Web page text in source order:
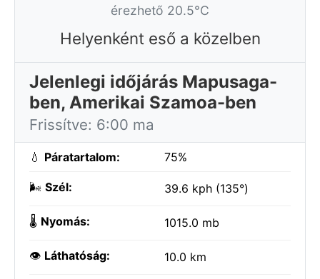
érezhető 20.5°C
Helyenként eső a közelben
Jelenlegi időjárás Mapusaga-
ben, Amerikai Szamoa-ben
Frissítve: 6:00 ma
💧 Páratartalom: 75%
🌬️ Szél: 39.6 kph (135°)
🌡️ Nyomás: 1015.0 mb
👁️ Láthatóság: 10.0 km